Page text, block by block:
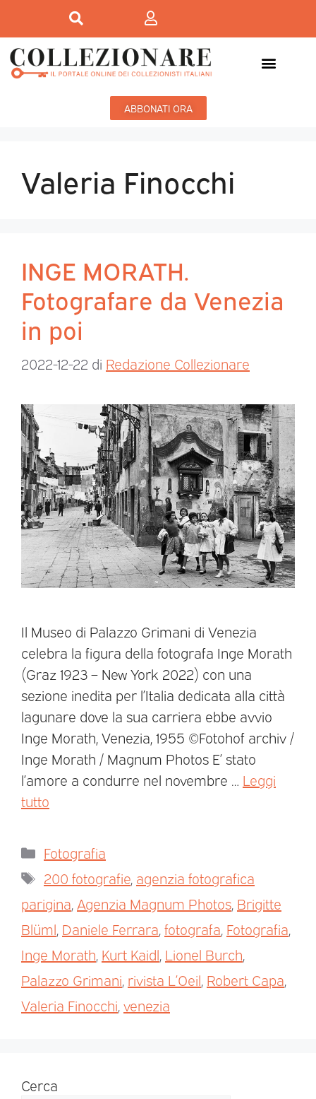
ABBONATI ORA
Valeria Finocchi
INGE MORATH.
Fotografare da Venezia
in poi
2022-12-22 di Redazione Collezionare
Il Museo di Palazzo Grimani di Venezia
celebra la figura della fotografa Inge Morath
(Graz 1923 – New York 2022) con una
sezione inedita per l’Italia dedicata alla città
lagunare dove la sua carriera ebbe avvio
Inge Morath, Venezia, 1955 ©Fotohof archiv /
Inge Morath / Magnum Photos E’ stato
l’amore a condurre nel novembre … Leggi
tutto
Fotografia
200 fotografie agenzia fotografica
parigina Agenzia Magnum Photos Brigitte
Blüml Daniele Ferrara fotografa Fotografia
Inge Morath Kurt Kaidl Lionel Burch
Palazzo Grimani rivista L’Oeil Robert Capa
Valeria Finocchi venezia
Cerca